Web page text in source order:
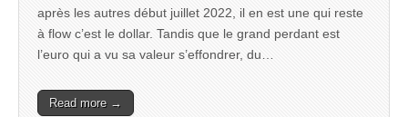
après les autres début juillet 2022, il en est une qui reste
à flow c’est le dollar. Tandis que le grand perdant est
l’euro qui a vu sa valeur s’effondrer, du…
Read more →